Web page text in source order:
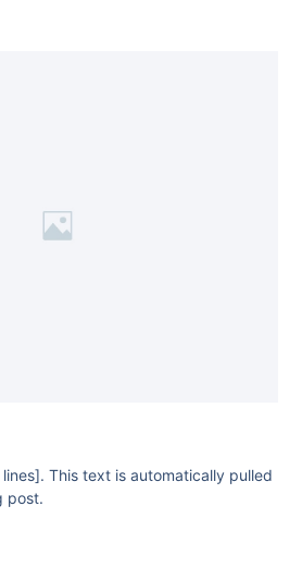
This text is automatically pulled
post.